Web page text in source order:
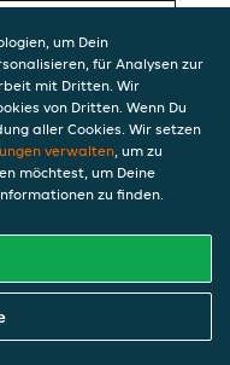
um Dein
für Analysen zur
mit Dritten. Wir
von Dritten. Wenn Du
aller Cookies. Wir setzen
verwalten, um zu
möchtest, um Deine
zu finden.